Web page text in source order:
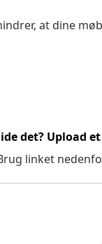
at dine
det? Upload
linket